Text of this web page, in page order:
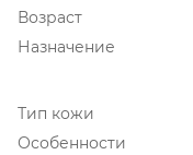
Возраст
Назначение
Тип кожи
Особенности